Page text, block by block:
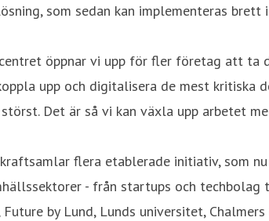
som sedan kan implementeras brett
öppnar vi upp för fler företag att ta
upp och digitalisera de mest kritiska
Det är så vi kan växla upp arbetet
kraftsamlar flera etablerade initiativ,
- från startups och techbolag
by Lund, Lunds universitet,